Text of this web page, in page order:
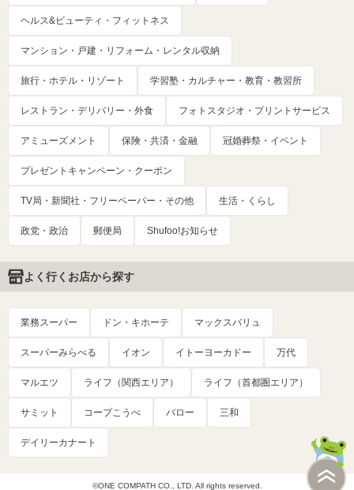
ヘルス&ビューティ・フィットネス
マンション・戸建・リフォーム・レンタル収納
旅行・ホテル・リゾート 学習塾・カルチャー・教育・教習所
レストラン・デリバリー・外食 フォトスタジオ・プリントサービス
アミューズメント 保険・共済・金融 冠婚葬祭・イベント
プレゼントキャンペーン・クーポン
TV局・新聞社・フリーペーパー・その他 生活・くらし
政党・政治 郵便局 Shufoo!お知らせ
よく行くお店から探す
業務スーパー ドン・キホーテ マックスバリュ
スーパーみらべる イオン イトーヨーカドー 万代
マルエツ ライフ（関西エリア） ライフ（首都圏エリア）
サミット コープこうべ バロー 三和
デイリーカナート
©ONE COMPATH CO., LTD. All rights reserved.